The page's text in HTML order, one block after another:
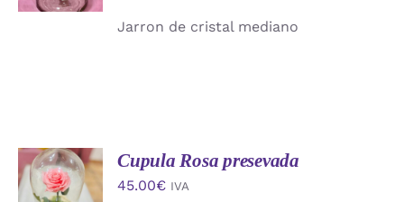
DETALLES
Jarron de cristal mediano
AÑADIR
AL
CARRITO
Cupula Rosa presevada
45.00€ IVA